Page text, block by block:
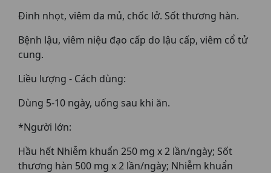
Ðinh nhọt, viêm da mủ, chốc lở. Sốt thương hàn.
Bệnh lậu, viêm niệu đạo cấp do lậu cấp, viêm cổ tử
cung.
Liều lượng - Cách dùng:
Dùng 5-10 ngày, uống sau khi ăn.
*Người lớn:
Hầu hết Nhiễm khuẩn 250 mg x 2 lần/ngày; Sốt
thương hàn 500 mg x 2 lần/ngày; Nhiễm khuẩn